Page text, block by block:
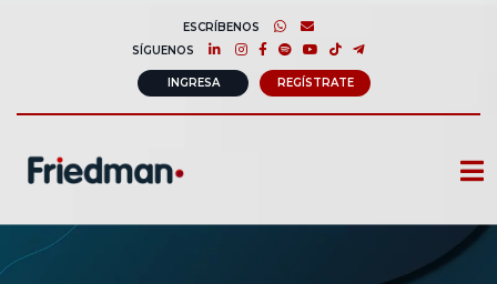
ESCRÍBENOS
SÍGUENOS
INGRESA REGÍSTRATE
CURSOS